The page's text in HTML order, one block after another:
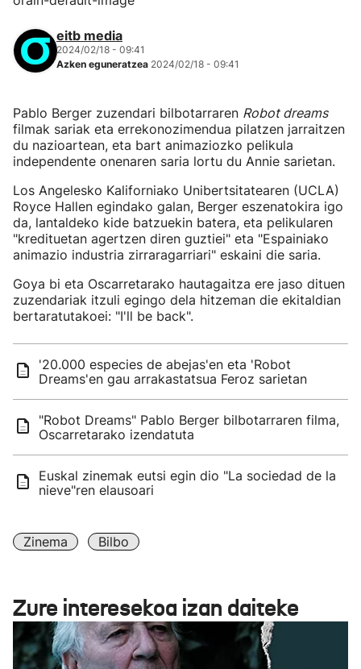
eitb media
2024/02/18 - 09:41
Azken eguneratzea 2024/02/18 - 09:41
Pablo Berger zuzendari bilbotarraren Robot dreams
filmak sariak eta errekonozimendua pilatzen jarraitzen
du nazioartean, eta bart animaziozko pelikula
independente onenaren saria lortu du Annie sarietan.
Los Angelesko Kaliforniako Unibertsitatearen (UCLA)
Royce Hallen egindako galan, Berger eszenatokira igo
da, lantaldeko kide batzuekin batera, eta pelikularen
"kredituetan agertzen diren guztiei" eta "Espainiako
animazio industria zirraragarriari" eskaini die saria.
Goya bi eta Oscarretarako hautagaitza ere jaso dituen
zuzendariak itzuli egingo dela hitzeman die ekitaldian
bertaratutakoei: "I'll be back".
'20.000 especies de abejas'en eta 'Robot
Dreams'en gau arrakastatsua Feroz sarietan
"Robot Dreams" Pablo Berger bilbotarraren filma,
Oscarretarako izendatuta
Euskal zinemak eutsi egin dio "La sociedad de la
nieve"ren elausoari
Zinema Bilbo
Zure interesekoa izan daiteke